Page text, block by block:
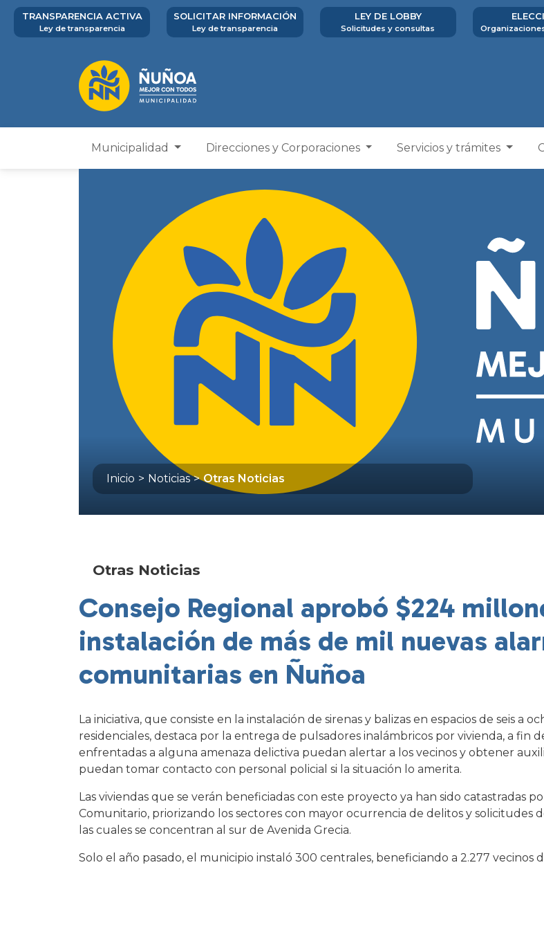
TRANSPARENCIA ACTIVA
Ley de transparencia
SOLICITAR INFORMACIÓN
Ley de transparencia
LEY DE LOBBY
Solicitudes y consultas
Municipalidad Direcciones y Corporaciones Servicios y trámites
Inicio > Noticias > Otras Noticias
Otras Noticias
Consejo Regional aprobó $224
instalación de más de mil nuevas
comunitarias en Ñuñoa
La iniciativa, que consiste en la instalación de sirenas y balizas en espacios de seis a
residenciales, destaca por la entrega de pulsadores inalámbricos por vivienda, a fin
enfrentadas a alguna amenaza delictiva puedan alertar a los vecinos y obtener
puedan tomar contacto con personal policial si la situación lo amerita.
Las viviendas que se verán beneficiadas con este proyecto ya han sido catastradas
Comunitario, priorizando los sectores con mayor ocurrencia de delitos y solicitudes
las cuales se concentran al sur de Avenida Grecia.
Solo el año pasado, el municipio instaló 300 centrales, beneficiando a 2.277 vecinos